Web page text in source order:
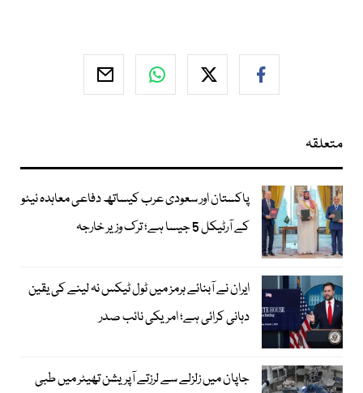
متعلقہ
پاکستان اور سعودی عرب کیساتھ دفاعی معاہدہ نیٹو
کے آرٹیکل 5 جیسا ہے؛ ترک وزیر خارجہ
ایران نے آبنائے ہرمز میں ٹول ٹیکس نہ لینے کی یقین
دہانی کرائی ہے؛ امریکی نائب صدر
جاپان میں زلزلے سے لرزتے آپریشن تھیٹر میں طبی